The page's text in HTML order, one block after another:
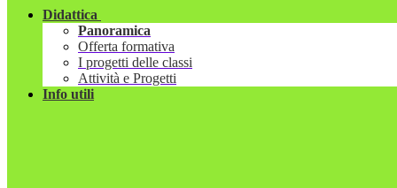
Didattica
Panoramica
Offerta formativa
I progetti delle classi
Attività e Progetti
Info utili